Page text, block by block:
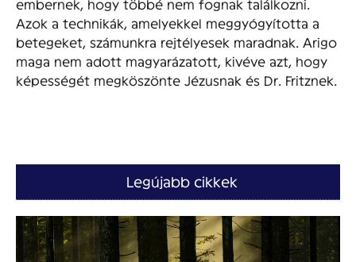
embernek, hogy többé nem fognak találkozni.
Azok a technikák, amelyekkel meggyógyította a
betegeket, számunkra rejtélyesek maradnak. Arigo
maga nem adott magyarázatott, kivéve azt, hogy
képességét megköszönte Jézusnak és Dr. Fritznek.
Legújabb cikkek